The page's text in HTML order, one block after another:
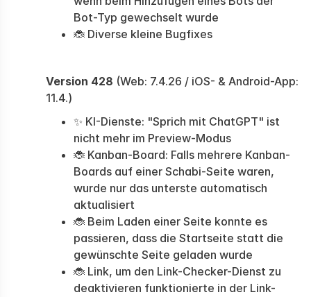
Bot-Typ gewechselt wurde
🐞 Diverse kleine Bugfixes
Version 428 (Web: 7.4.26 / iOS- & Android-App:
11.4.)
✨ KI-Dienste: "Sprich mit ChatGPT" ist
nicht mehr im Preview-Modus
🐞 Kanban-Board: Falls mehrere Kanban-
Boards auf einer Schabi-Seite waren,
wurde nur das unterste automatisch
aktualisiert
🐞 Beim Laden einer Seite konnte es
passieren, dass die Startseite statt die
gewünschte Seite geladen wurde
🐞 Link, um den Link-Checker-Dienst zu
deaktivieren funktionierte in der Link-